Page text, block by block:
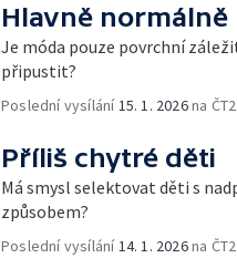
Hlavně normálně
Je móda pouze povrchní
připustit?
Poslední vysílání 15. 1. 2026na ČT2
Příliš chytré děti
Má smysl selektovat děti s
způsobem?
Poslední vysílání 14. 1. 2026na ČT2